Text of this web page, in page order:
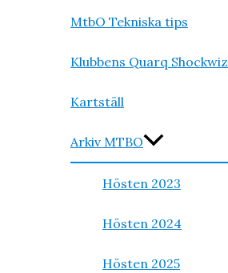
MtbO Tekniska tips
Klubbens Quarq Shockwiz
Kartställ
Arkiv MTBO
Hösten 2023
Hösten 2024
Hösten 2025